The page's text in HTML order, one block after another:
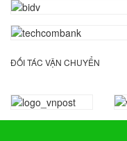
ĐỐI TÁC VẬN CHUYỂN